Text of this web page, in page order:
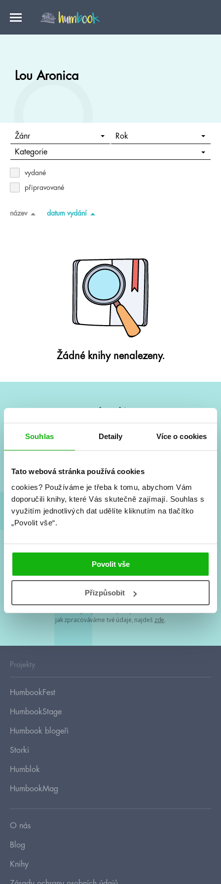
Souhlas Detaily Více o cookies
Tato webová stránka používá cookies
cookies? Používáme je třeba k tomu, abychom Vám
doporučili knihy, které Vás skutečně zajímají. Souhlas s
využitím jednotlivých dat udělíte kliknutím na tlačítko
„Povolit vše“.
Povolit vše
Přizpůsobit
Lou Aronica
Žánr Rok
Kategorie
vydané
připravované
název datum vydání
Žádné knihy nenalezeny.
Vše kolem #youngadult každý měsíc rovnou do mailu!
a seriálové adaptace a další.
Souhlasím spodmínkami zpracování osobních údajů
Tvá e-mailová adresa je u nás v bezpečí. Přečti si
jak zpracováváme tvé údaje, najdeš zde.
Projekty
HumbookFest
HumbookStage
Humbook blogeři
Storki
Humblok
HumbookMag
O nás
Blog
Knihy